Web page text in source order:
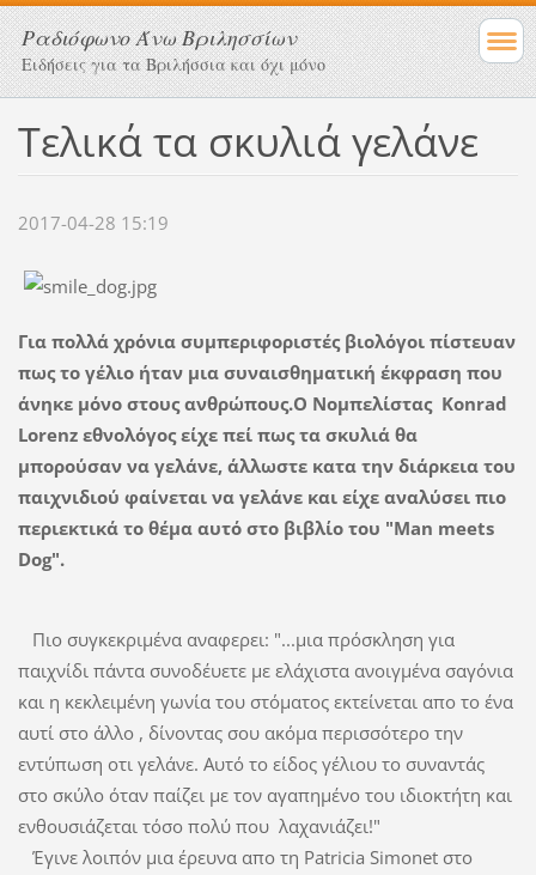
Ραδιόφωνο Άνω Βριλησσίων
Ειδήσεις για τα Βριλήσσια και όχι μόνο
Τελικά τα σκυλιά γελάνε
2017-04-28 15:19
Για πολλά χρόνια συμπεριφοριστές βιολόγοι πίστευαν
πως το γέλιο ήταν μια συναισθηματική έκφραση που
άνηκε μόνο στους ανθρώπους.Ο Νομπελίστας Konrad
Lorenz εθνολόγος είχε πεί πως τα σκυλιά θα
μπορούσαν να γελάνε, άλλωστε κατα την διάρκεια του
παιχνιδιού φαίνεται να γελάνε και είχε αναλύσει πιο
περιεκτικά το θέμα αυτό στο βιβλίο του "Man meets
Dog".
Πιο συγκεκριμένα αναφερει: "...μια πρόσκληση για
παιχνίδι πάντα συνοδέυετε με ελάχιστα ανοιγμένα σαγόνια
και η κεκλειμένη γωνία του στόματος εκτείνεται απο το ένα
αυτί στο άλλο , δίνοντας σου ακόμα περισσότερο την
εντύπωση οτι γελάνε. Αυτό το είδος γέλιου το συναντάς
στο σκύλο όταν παίζει με τον αγαπημένο του ιδιοκτήτη και
ενθουσιάζεται τόσο πολύ που λαχανιάζει!"
Έγινε λοιπόν μια έρευνα απο τη Patricia Simonet στο